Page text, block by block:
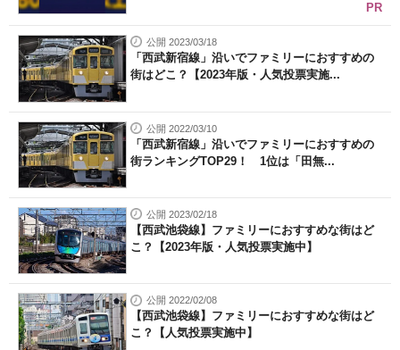
PR
公開 2023/03/18
「西武新宿線」沿いでファミリーにおすすめの
街はどこ？【2023年版・人気投票実施...
公開 2022/03/10
「西武新宿線」沿いでファミリーにおすすめの
街ランキングTOP29！ 1位は「田無...
公開 2023/02/18
【西武池袋線】ファミリーにおすすめな街はど
こ？【2023年版・人気投票実施中】
公開 2022/02/08
【西武池袋線】ファミリーにおすすめな街はど
こ？【人気投票実施中】